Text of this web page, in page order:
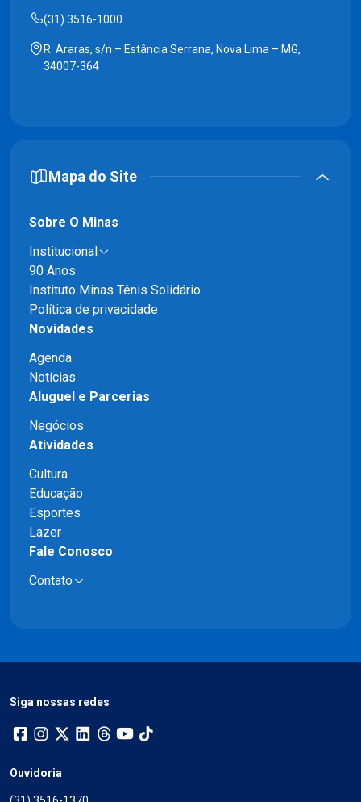
(31) 3516-1000
R. Araras, s/n – Estância Serrana, Nova Lima – MG,
34007-364
Mapa do Site
Sobre O Minas
Institucional
90 Anos
Instituto Minas Tênis Solidário
Política de privacidade
Novidades
Agenda
Notícias
Aluguel e Parcerias
Negócios
Atividades
Cultura
Educação
Esportes
Lazer
Fale Conosco
Contato
Siga nossas redes
Ouvidoria